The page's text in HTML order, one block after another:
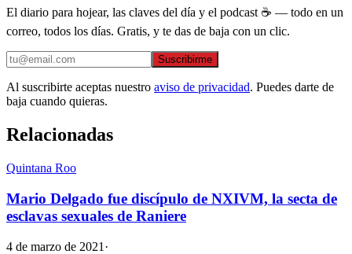
El diario para hojear, las claves del día y el podcast ☕ — todo en un
correo, todos los días. Gratis, y te das de baja con un clic.
Suscribirme
Al suscribirte aceptas nuestro aviso de privacidad. Puedes darte de
baja cuando quieras.
Relacionadas
Quintana Roo
Mario Delgado fue discípulo de NXIVM, la secta de
esclavas sexuales de Raniere
4 de marzo de 2021 ·